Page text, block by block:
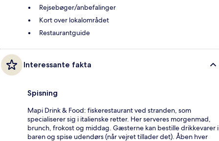
Rejsebøger/anbefalinger
Kort over lokalområdet
Restaurantguide
Interessante fakta
Spisning
Mapi Drink & Food: fiskerestaurant ved stranden, som
specialiserer sig i italienske retter. Her serveres morgenmad,
brunch, frokost og middag. Gæsterne kan bestille drikkevarer i
baren og spise udendørs (når vejret tillader det). Åben hver